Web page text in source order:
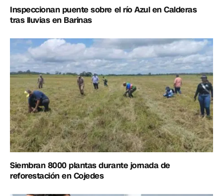
Inspeccionan puente sobre el río Azul en Calderas
tras lluvias en Barinas
Siembran 8000 plantas durante jornada de
reforestación en Cojedes